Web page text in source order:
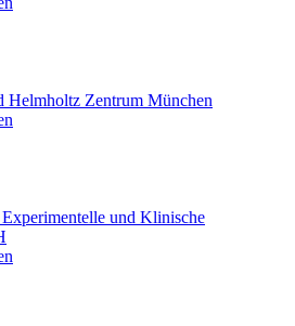
Helmholtz Zentrum München
und Klinische